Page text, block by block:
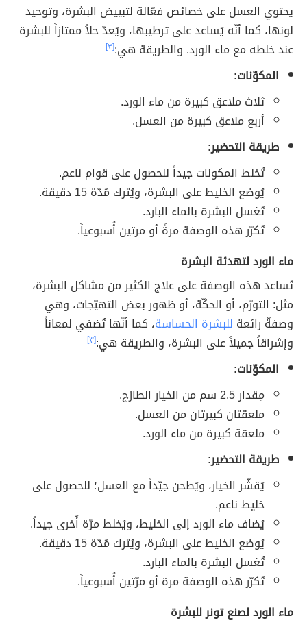
يحتوي العسل على خصائص فعّالة لتبييض البشرة، وتوحيد
لونها، كما أنّه يُساعد على ترطيبها، ويُعدّ حلاً ممتازاً للبشرة
عند خلطه مع ماء الورد. والطريقة هي:[٣]
المكوّنات:
ثلاث ملاعق كبيرة من ماء الورد.
أربع ملاعق كبيرة من العسل.
طريقة التحضير:
تُخلط المكونات جيداً للحصول على قوام ناعم.
يُوضع الخليط على البشرة، ويُترك مُدّة 15 دقيقة.
تُغسل البشرة بالماء البارد.
تُكرّر هذه الوصفة مرةً أو مرتين أُسبوعياً.
ماء الورد لتهدئة البشرة
تُساعد هذه الوصفة على علاج الكثير من مشاكل البشرة،
مثل: التورّم، أو الحكّة، أو ظهور بعض التهيّجات، وهي
وصفةٌ رائعة للبشرة الحساسة، كما أنّها تُضفي لمعاناً
وإشراقاً جميلاً على البشرة، والطريقة هي:[٣]
المكوّنات:
مِقدار 2.5 سم من الخيار الطازج.
ملعقتان كبيرتان من العسل.
ملعقة كبيرة من ماء الورد.
طريقة التحضير:
يُقشّر الخيار، ويُطحن جيّداً مع العسل؛ للحصول على
خليط ناعم.
يُضاف ماء الورد إلى الخليط، ويُخلط مرّة أُخرى جيداً.
يُوضع الخليط على البشرة، ويُترك مُدّة 15 دقيقة.
تُغسل البشرة بالماء البارد.
تُكرّر هذه الوصفة مرة أو مرّتين أُسبوعياً.
ماء الورد لصنع تونر للبشرة